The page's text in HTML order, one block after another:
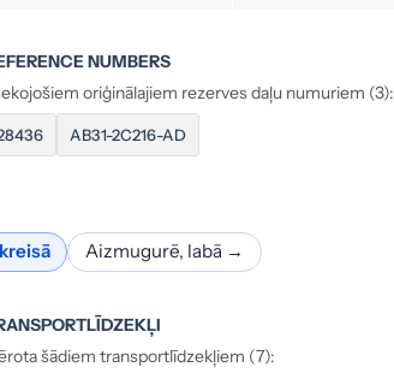
NUMBERS
oriģinālajiem rezerves daļu numuriem (3):
AB31-2C216-AD
Aizmugurē, labā →
šādiem transportlīdzekļiem (7):